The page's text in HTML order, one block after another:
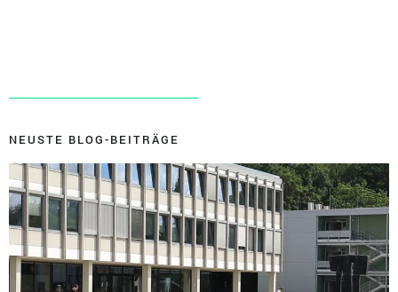
NEUSTE BLOG-BEITRÄGE